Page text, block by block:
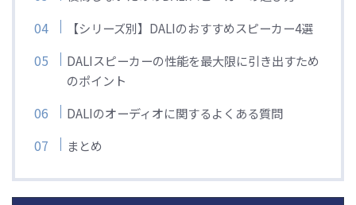
【シリーズ別】DALIのおすすめスピーカー4選
DALIスピーカーの性能を最大限に引き出すため
のポイント
DALIのオーディオに関するよくある質問
まとめ